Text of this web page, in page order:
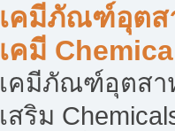
เคมีภัณฑ์อุตส
เคมี
เคมีภัณฑ์อุตสา
เสริม